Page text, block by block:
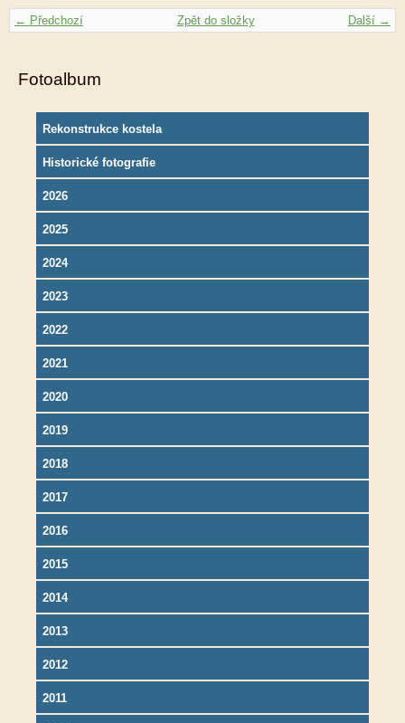
← Předchozí Další →
Zpět do složky
Fotoalbum
Rekonstrukce kostela
Historické fotografie
2026
2025
2024
2023
2022
2021
2020
2019
2018
2017
2016
2015
2014
2013
2012
2011